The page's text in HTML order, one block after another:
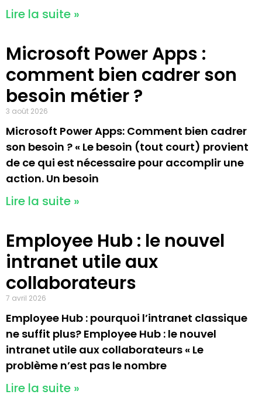
Lire la suite »
Microsoft Power Apps :
comment bien cadrer son
besoin métier ?
3 août 2026
Microsoft Power Apps: Comment bien cadrer
son besoin ? « Le besoin (tout court) provient
de ce qui est nécessaire pour accomplir une
action. Un besoin
Lire la suite »
Employee Hub : le nouvel
intranet utile aux
collaborateurs
7 avril 2026
Employee Hub : pourquoi l’intranet classique
ne suffit plus? Employee Hub : le nouvel
intranet utile aux collaborateurs « Le
problème n’est pas le nombre
Lire la suite »